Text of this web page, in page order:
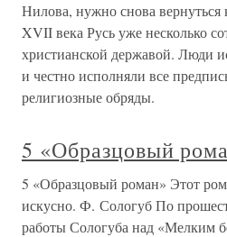
Нилова, нужно снова вернуться
XVII века Русь уже несколько
христианской державой. Люди
и честно исполняли все
религиозные обряды.
5 «Образцовый
5 «Образцовый роман» Этот
искусно. Ф. Сологуб По
работы Сологуба над «Мелким